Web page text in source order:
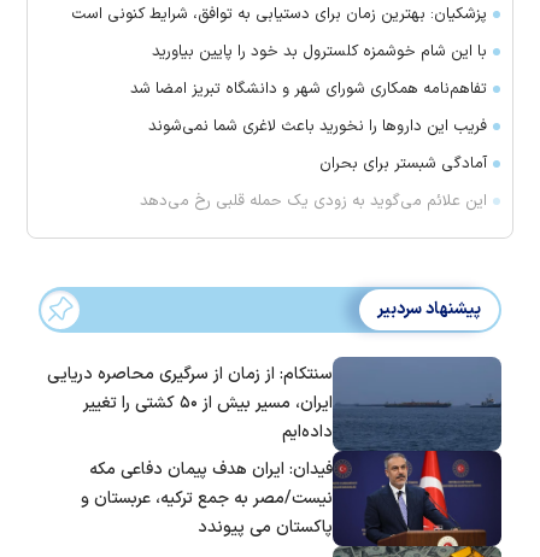
پزشکیان: بهترین زمان برای دستیابی به توافق، شرایط کنونی است
با این شام خوشمزه کلسترول بد خود را پایین بیاورید
تفاهم‌نامه همکاری شورای شهر و دانشگاه تبریز امضا شد
فریب این دارو‌ها را نخورید باعث لاغری شما نمی‌شوند
آمادگی شبستر برای بحران
این علائم می‌گوید به زودی یک حمله قلبی رخ می‌دهد
پیشنهاد سردبیر
سنتکام: از زمان از سرگیری محاصره دریایی
ایران، مسیر بیش از ۵۰ کشتی را تغییر
داده‌ایم
فیدان: ایران هدف پیمان دفاعی مکه
نیست/مصر به جمع ترکیه، عربستان و
پاکستان می پیوندد